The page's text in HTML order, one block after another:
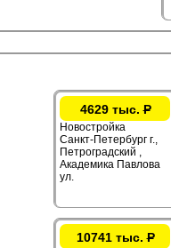
4629 тыс.Р
Новостройка
Санкт-Петербург г.,
Петроградский ,
Академика Павлова
ул.
10741 тыс.Р